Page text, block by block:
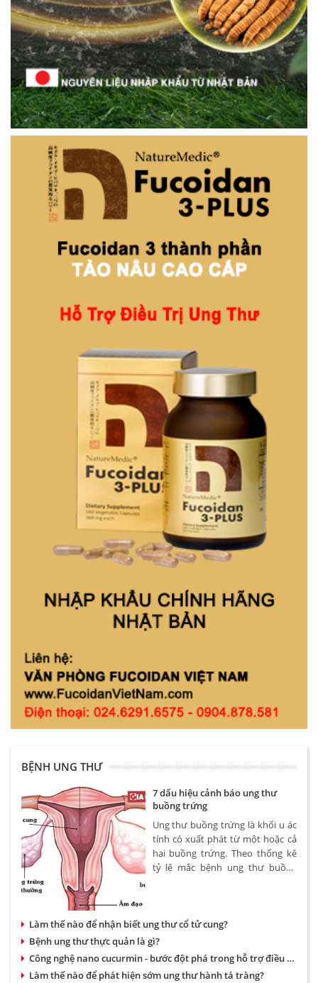
BỆNH UNG THƯ
7 dấu hiệu cảnh báo ung thư
buồng trứng
Ung thư buồng trứng là khối u ác
tính có xuất phát từ một hoặc cả
hai buồng trứng. Theo thống kê
tỷ lệ mắc bệnh ung thư buồng
phụ nữ trên 50.
Làm thế nào để nhận biết ung thư cổ tử cung?
Bệnh ung thư thực quản là gì?
Công nghệ nano cucurmin - bước đột phá trong hỗ trợ điều trị bệnh dạ dày và ung thư
Làm thế nào để phát hiện sớm ung thư hành tá tràng?